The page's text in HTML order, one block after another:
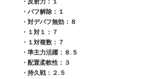
・反射力：１
・バフ解除：１
・対デバフ無効：８
・１対１：７
・１対複数：７
・準主力活躍：８.５
・配置柔軟性：３
・持久戦：２.５